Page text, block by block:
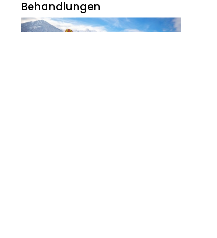
Noch Erfolg? 5
Strategien Für
Kosmetikerinnen Im
Behandlungen